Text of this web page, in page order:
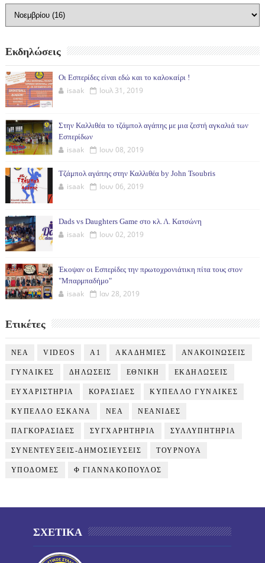
Εκδηλώσεις
Οι Εσπερίδες είναι εδώ και το καλοκαίρι !
isaak Ιουλ 31, 2019
Στην Καλλιθέα το τζάμπολ αγάπης με μια ζεστή αγκαλιά των
Εσπερίδων
isaak Ιουν 08, 2019
Τζάμπολ αγάπης στην Καλλιθέα by John Tsoubris
isaak Ιουν 06, 2019
Dads vs Daughters Game στο κλ. Λ. Κατσώνη
isaak Ιουν 02, 2019
Έκοψαν οι Εσπερίδες την πρωτοχρονιάτικη πίτα τους στον
"Μπαρμπαδήμο"
isaak Ιαν 28, 2019
Ετικέτες
NEA VIDEOS Α1 ΑΚΑΔΗΜΙΕΣ ΑΝΑΚΟΙΝΩΣΕΙΣ
ΓΥΝΑΙΚΕΣ ΔΗΛΩΣΕΙΣ ΕΘΝΙΚΗ ΕΚΔΗΛΩΣΕΙΣ
ΕΥΧΑΡΙΣΤΗΡΙΑ ΚΟΡΑΣΙΔΕΣ ΚΥΠΕΛΛΟ ΓΥΝΑΙΚΕΣ
ΚΥΠΕΛΛΟ ΕΣΚΑΝΑ ΝΕΑ ΝΕΑΝΙΔΕΣ
ΠΑΓΚΟΡΑΣΙΔΕΣ ΣΥΓΧΑΡΗΤΗΡΙΑ ΣΥΛΛΥΠΗΤΗΡΙΑ
ΣΥΝΕΝΤΕΥΞΕΙΣ-ΔΗΜΟΣΙΕΥΣΕΙΣ ΤΟΥΡΝΟΥΑ
ΥΠΟΔΟΜΕΣ Φ ΓΙΑΝΝΑΚΟΠΟΥΛΟΣ
ΣΧΕΤΙΚΑ